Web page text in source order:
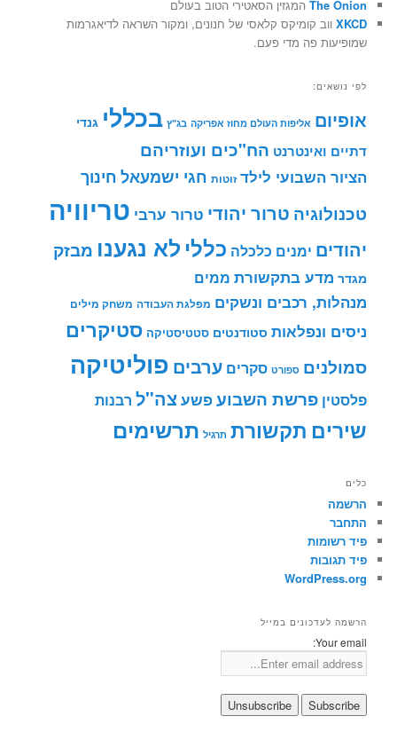
The Onion המגזין הסאטירי הטוב בעולם
XKCD ווב קומיקס קלאסי של חנונים, ומקור השראה לדיאגרמות
שמופיעות פה מדי פעם.
לפי נושאים:
אופיום אליפות העולם מחוז אפריקה בג"ץ בכללי גנדי
דתיים ואינטרנט הח"כים ועוזריהם
הציור השבועי לילד זוטות חגי ישמעאל חינוך
טכנולוגיה טרור יהודי טרור ערבי טריוויה
יהודים ימנים כלכלה כללי לא נגענו מבזק
מגדר מדע בתקשורת ממים
מנהלות, רכבים ונשקים מפלגת העבודה משחק מילים
ניסים ונפלאות סטודנטים סטטיסטיקה סטיקרים
סמולנים ספורט סקרים ערבים פוליטיקה
פלסטין פרשת השבועפשעצה"ל רבנות
שירים תקשורת תרגיל תרשימים
כלים
הרשמה
התחבר
פיד רשומות
פיד תגובות
WordPress.org
הרשמה לעדכונים במייל
Your email: